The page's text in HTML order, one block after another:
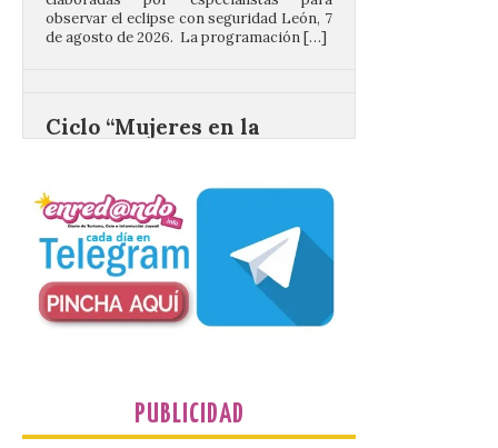
Peregrinación”, en
Benavides de Órbigo.
Conferencia de Victorina
Alonso, sobre la
peregrinación femenina.
Presentación del Libro
“Va de Monjas”, de José
auditorio de Benavides de […]
PUBLICIDAD